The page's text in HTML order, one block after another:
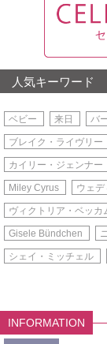
人気キーワード
ベビー 来日 バ
ブレイク・ライヴリー
カイリー・ジェンナー
Miley Cyrus ウェ
ヴィクトリア・ベッカ
Gisele Bündchen
シェイ・ミッチェル
INFORMATION